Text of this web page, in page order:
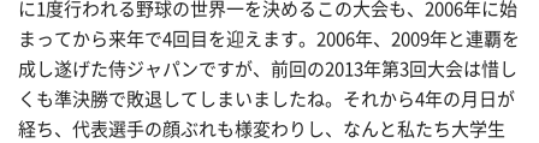
に1度行われる野球の世界一を決めるこの大会も、2006年に始
まってから来年で4回目を迎えます。2006年、2009年と連覇を
成し遂げた侍ジャパンですが、前回の2013年第3回大会は惜し
くも準決勝で敗退してしまいましたね。それから4年の月日が
経ち、代表選手の顔ぶれも様変わりし、なんと私たち大学生